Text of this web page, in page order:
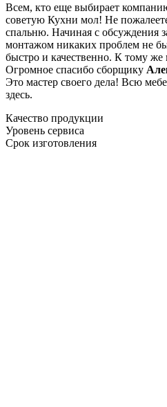
Всем, кто еще выбирает
советую Кухни мол! Не
спальню. Начиная с обсуждения
монтажом никаких проблем не
быстро и качественно. К тому
Огромное спасибо сборщику
Это мастер своего дела! Всю
здесь.
Качество продукции
Уровень сервиса
Срок изготовления